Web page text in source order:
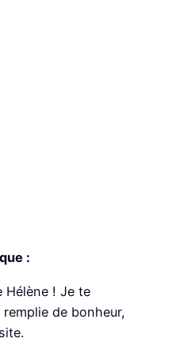
:
Hélène ! Je te
de bonheur,